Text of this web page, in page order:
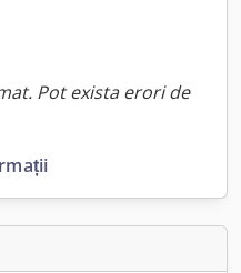
Pot exista erori de